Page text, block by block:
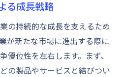
る成長戦略
の持続的な成長を支えるため
が新たな市場に進出する際に
優位性を左右します。まず、
の製品やサービスと結びつい